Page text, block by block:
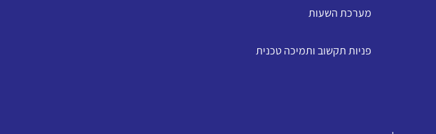
מערכת השעות
פניות תקשוב ותמיכה טכנית